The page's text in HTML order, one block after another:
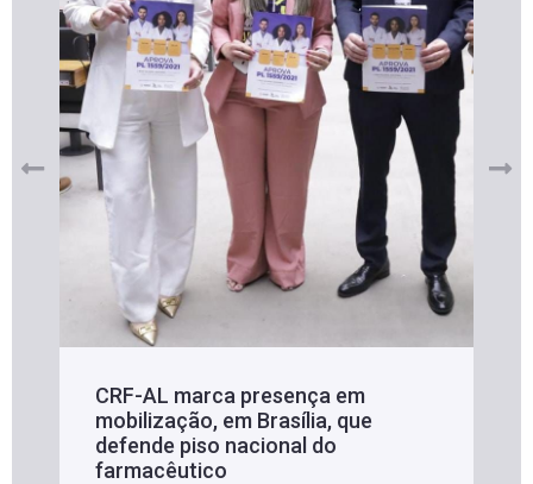
CRF-AL marca presença em
mobilização, em Brasília, que
defende piso nacional do
farmacêutico